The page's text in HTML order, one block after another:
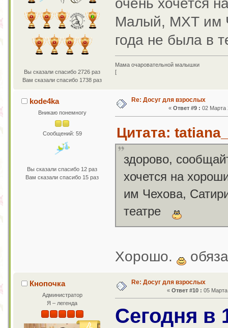
Вы сказали спасибо 2726 раз
Вам сказали спасибо 1738 раз
очень хочется
Малый, МХТ им
года не была в
Мама очаровательной малышки
[
kode4ka
Вникаю понемногу
Сообщений: 59
Вы сказали спасибо 12 раз
Вам сказали спасибо 15 раз
Re: Досуг для взрослых
«Ответ #9 : 02 Марта
Цитата:
здорово,
хочется на
им Чехова,
театре
Хорошо.
Кнопочка
Администратор
Я – легенда
Re: Досуг для взрослых
«Ответ #10 : 05
Сегодня в